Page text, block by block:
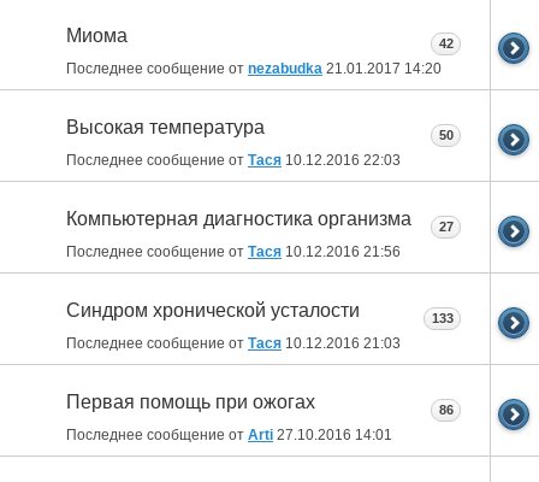
Миома
Последнее сообщение от nezabudka 21.01.2017 14:20
42
Высокая температура
Последнее сообщение от Тася 10.12.2016 22:03
50
Компьютерная диагностика организма
Последнее сообщение от Тася 10.12.2016 21:56
27
Синдром хронической усталости
Последнее сообщение от Тася 10.12.2016 21:03
133
Первая помощь при ожогах
Последнее сообщение от Arti 27.10.2016 14:01
86